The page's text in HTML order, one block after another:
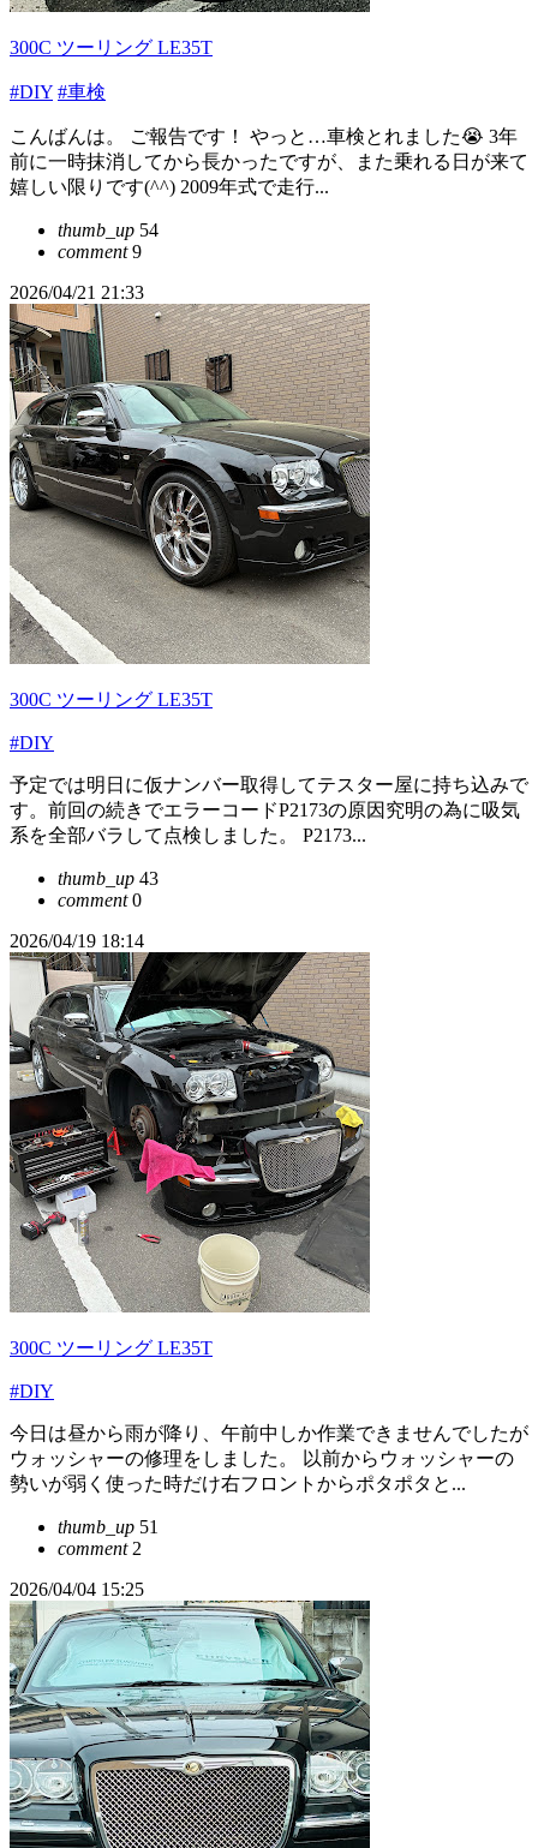
300C ツーリング LE35T
#DIY #車検
こんばんは。 ご報告です！ やっと…車検とれました😭 3年
前に一時抹消してから長かったですが、また乗れる日が来て
嬉しい限りです(^^) 2009年式で走行...
thumb_up 54
comment9
2026/04/21 21:33
300C ツーリング LE35T
#DIY
予定では明日に仮ナンバー取得してテスター屋に持ち込みで
す。前回の続きでエラーコードP2173の原因究明の為に吸気
系を全部バラして点検しました。 P2173...
thumb_up 43
comment0
2026/04/19 18:14
300C ツーリング LE35T
#DIY
今日は昼から雨が降り、午前中しか作業できませんでしたが
ウォッシャーの修理をしました。 以前からウォッシャーの
勢いが弱く使った時だけ右フロントからポタポタと...
thumb_up 51
comment2
2026/04/04 15:25